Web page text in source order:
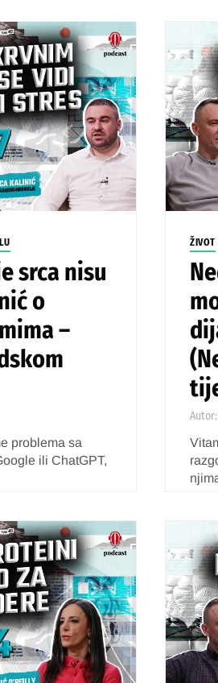
srca nisu
o
–
problema sa
ili ChatGPT,
ŽIVOT
Autor: